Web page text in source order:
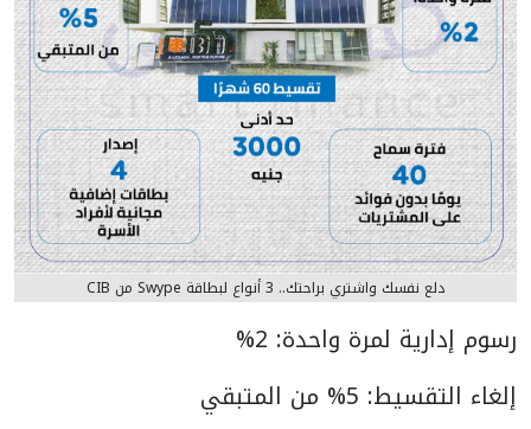
دلع نفسك واشتري براحتك.. 3 أنواع لبطاقة Swype من CIB
رسوم إدارية لمرة واحدة: 2%
إلغاء التقسيط: 5% من المتبقي